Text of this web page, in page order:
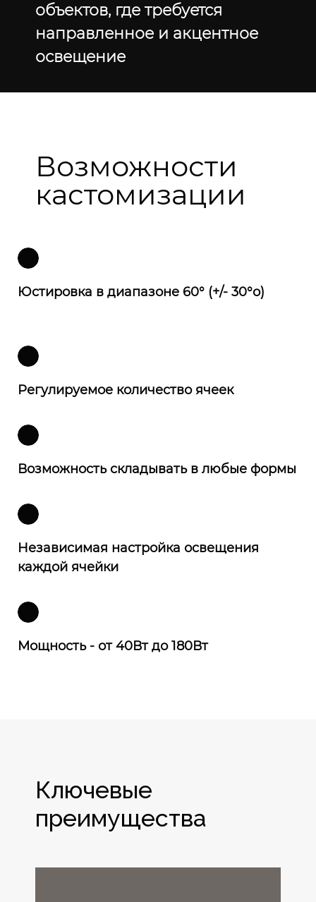
объектов, где требуется
направленное и акцентное
освещение
Возможности
кастомизации
Юстировка в диапазоне 60° (+/- 30°о)
Регулируемое количество ячеек
Возможность складывать в любые формы
Независимая настройка освещения
каждой ячейки
Мощность - от 40Вт до 180Вт
Ключевые
преимущества